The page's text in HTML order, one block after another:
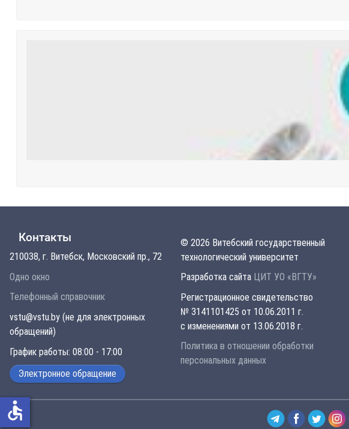
Контакты
210038, г. Витебск, Московский пр., 72
Одно окно
Телефонный справочник
vstu@vstu.by (не для электронных
обращений)
График работы: 08:00 - 17:00
Электронное обращение
© 2026 Витебский государственный
технологический университет
Разработка сайта ЦИТ УО «ВГТУ»
Регистрационное свидетельство
№ 3141101425 от 10.06.2011 г.
с изменениями от 13.06.2018 г.
Политика в отношении обработки
персональных данных
accessible